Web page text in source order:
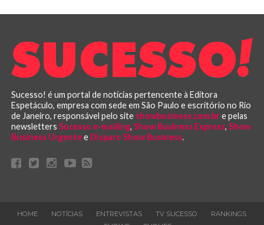
Sucesso! é um portal de notícias pertencente à Editora
Espetáculo, empresa com sede em São Paulo e escritório no Rio
de Janeiro, responsável pelo site showbusiness.com.bre pelas
newsletters Sucesso e-mailing, Show Business Express, Show
Business Urgentee Disparo Show Business.
HOME NOTÍCIAS ENTREVISTAS TV SUCESSO
RANKINGS